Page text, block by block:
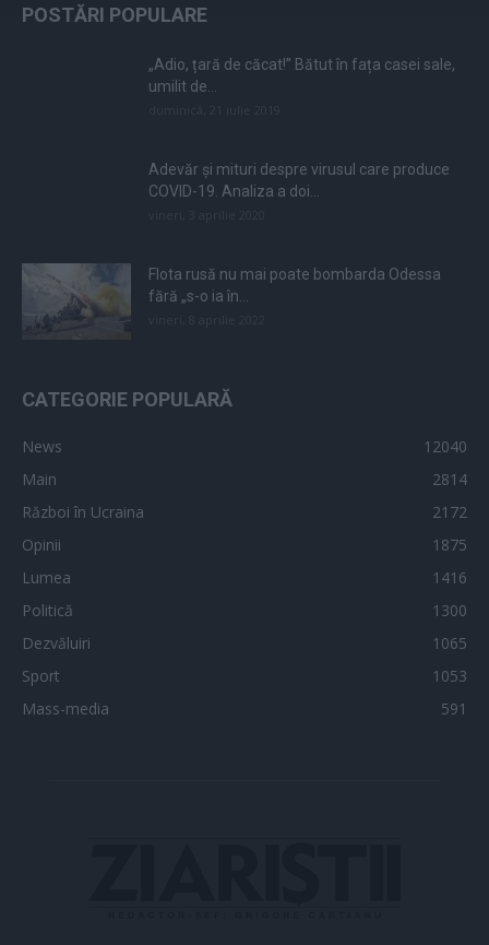
POSTĂRI POPULARE
„Adio, țară de căcat!” Bătut în fața casei sale,
umilit de...
Adevăr și mituri despre virusul care produce
COVID-19. Analiza a doi...
Flota rusă nu mai poate bombarda Odessa
fără „s-o ia în...
CATEGORIE POPULARĂ
News
12040
Main
2814
Război în Ucraina
2172
Opinii
1875
Lumea
1416
Politică
1300
Dezvăluiri
1065
Sport
1053
Mass-media
591